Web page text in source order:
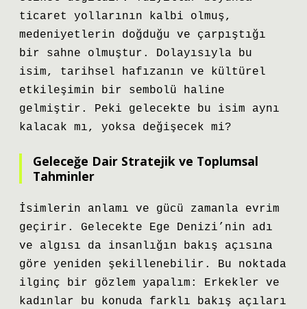
ticaret yollarının kalbi olmuş,
medeniyetlerin doğduğu ve çarpıştığı
bir sahne olmuştur. Dolayısıyla bu
isim, tarihsel hafızanın ve kültürel
etkileşimin bir sembolü haline
gelmiştir. Peki gelecekte bu isim aynı
kalacak mı, yoksa değişecek mi?
Geleceğe Dair Stratejik ve Toplumsal
Tahminler
İsimlerin anlamı ve gücü zamanla evrim
geçirir. Gelecekte Ege Denizi’nin adı
ve algısı da insanlığın bakış açısına
göre yeniden şekillenebilir. Bu noktada
ilginç bir gözlem yapalım: Erkekler ve
kadınlar bu konuda farklı bakış açıları